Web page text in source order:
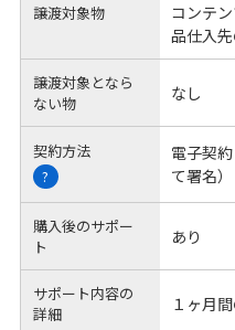
譲渡対象物
コンテ
品仕入
譲渡対象となら
ない物
なし
契約方法
?
電子契
て署名）
購入後のサポー
ト
あり
サポート内容の
詳細
１ヶ月